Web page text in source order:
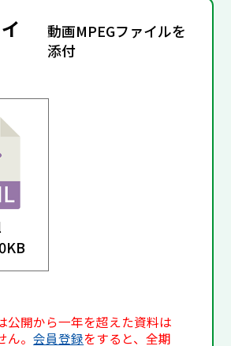
動画MPEGファイルを
添付
公開から一年を超えた資料は
ん。会員登録をすると、全期